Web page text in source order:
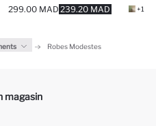
239.20 MAD
299.00 MAD +1
Robes Modestes
magasin